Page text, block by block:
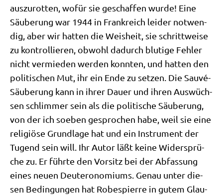
aus­zu­rot­ten, wofür sie geschaf­fen wur­de! Eine
Säu­be­rung war 1944 in Frank­reich lei­der not­wen­
dig, aber wir hat­ten die Weis­heit, sie schritt­wei­se
zu kon­trol­lie­ren, obwohl dadurch blu­ti­ge Feh­ler
nicht ver­mie­den wer­den konn­ten, und hat­ten den
poli­ti­schen Mut, ihr ein Ende zu set­zen. Die Sau­vé-
Säu­be­rung kann in ihrer Dau­er und ihren Aus­wüch­
sen schlim­mer sein als die poli­ti­sche Säu­be­rung,
von der ich soeben gespro­chen habe, weil sie eine
reli­giö­se Grund­la­ge hat und ein Instru­ment der
Tugend sein will. Ihr Autor läßt kei­ne Wider­sprü­
che zu. Er führ­te den Vor­sitz bei der Abfas­sung
eines neu­en Deu­te­ro­no­mi­ums. Genau unter die­
sen Bedin­gun­gen hat Robes­pierre in gutem Glau­